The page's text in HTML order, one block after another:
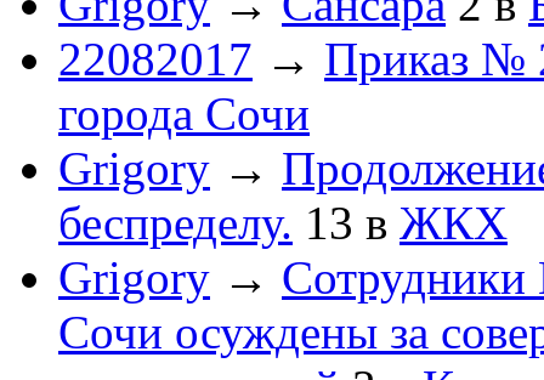
22082017 → Приказ №
города Сочи
Grigory →
беспределу. 13 в ЖКХ
Grigory →
Сочи осуждены за